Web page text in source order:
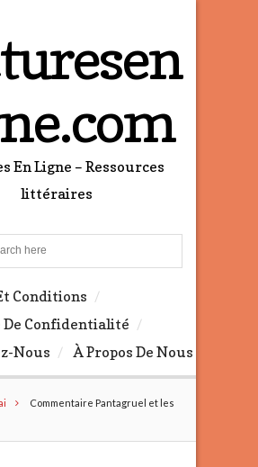
En Ligne – Ressources
littéraires
e
Conditions
Confidentialité
Nous
À Propos De Nous
Commentaire Pantagruel et les